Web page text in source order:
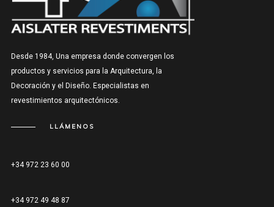
Desde 1984, Una empresa donde convergen los
productos y servicios para la Arquitectura, la
Decoración y el Diseño. Especialistas en
revestimientos arquitectónicos.
LLÁMENOS
+34 972 23 60 00
+34 972 49 48 87